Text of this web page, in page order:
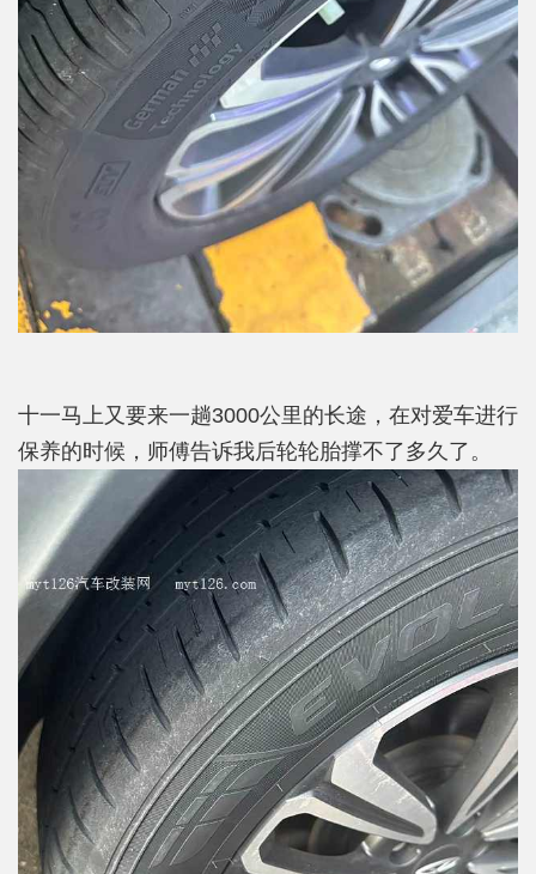
十一马上又要来一趟3000公里的长途，在对爱车进行
保养的时候，师傅告诉我后轮轮胎撑不了多久了。